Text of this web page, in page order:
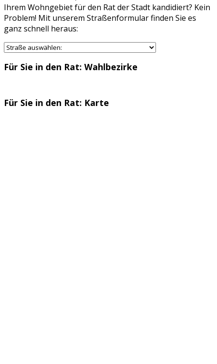
Ihrem Wohngebiet für den Rat der Stadt kandidiert? Kein
Problem! Mit unserem Straßenformular finden Sie es
ganz schnell heraus:
Für Sie in den Rat: Wahlbezirke
Für Sie in den Rat: Karte